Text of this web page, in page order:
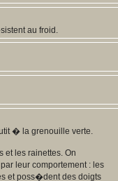
au froid.
� la grenouille verte.
et les rainettes. On
leur comportement : les
et poss�dent des doigts